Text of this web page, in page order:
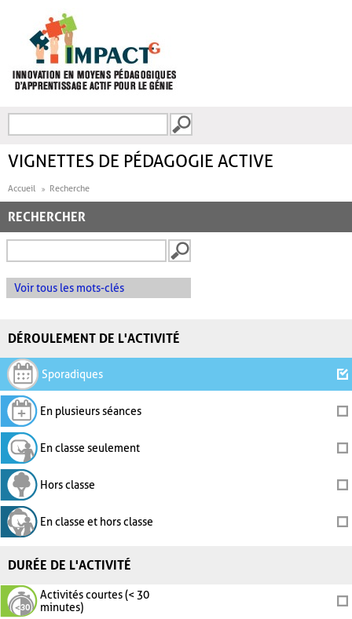
FORMULAIRE DE
VIGNETTES DE PÉDAGOGIE ACTIVE
Accueil Recherche
RECHERCHER
Voir tous les mots-clés
DÉROULEMENT DE L'ACTIVITÉ
Sporadiques
En plusieurs séances
En classe seulement
Hors classe
En classe et hors classe
DURÉE DE L'ACTIVITÉ
Activités courtes (< 30
minutes)